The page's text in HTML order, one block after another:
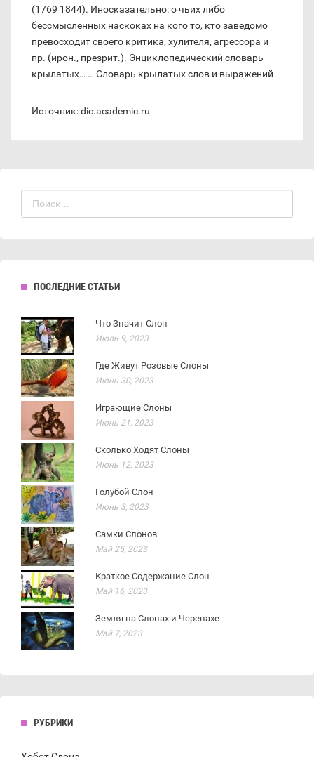
(1769 1844). Иносказательно: о чьих либо
бессмысленных наскоках на кого то, кто заведомо
превосходит своего критика, хулителя, агрессора и
пр. (ирон., презрит.). Энциклопедический словарь
крылатых… … Словарь крылатых слов и выражений
Источник: dic.academic.ru
ПОСЛЕДНИЕ СТАТЬИ
Что Значит Слон
Июль 9, 2023
Где Живут Розовые Слоны
Июнь 30, 2023
Играющие Слоны
Июнь 21, 2023
Сколько Ходят Слоны
Июнь 12, 2023
Голубой Слон
Июнь 3, 2023
Самки Слонов
Май 25, 2023
Краткое Содержание Слон
Май 16, 2023
Земля на Слонах и Черепахе
Май 7, 2023
РУБРИКИ